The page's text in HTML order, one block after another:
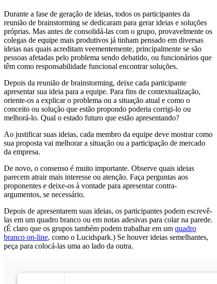
Durante a fase de geração de ideias, todos os participantes da
reunião de brainstorming se dedicaram para gerar ideias e soluções
próprias. Mas antes de consolidá-las com o grupo, provavelmente os
colegas de equipe mais produtivos já tinham pensado em diversas
ideias nas quais acreditam veementemente, principalmente se são
pessoas afetadas pelo problema sendo debatido, ou funcionários que
têm como responsabilidade funcional encontrar soluções.
Depois da reunião de brainstorming, deixe cada participante
apresentar sua ideia para a equipe. Para fins de contextualização,
oriente-os a explicar o problema ou a situação atual e como o
conceito ou solução que estão propondo poderia corrigi-lo ou
melhorá-lo. Qual o estado futuro que estão apresentando?
Ao justificar suas ideias, cada membro da equipe deve mostrar como
sua proposta vai melhorar a situação ou a participação de mercado
da empresa.
De novo, o consenso é muito importante. Observe quais ideias
parecem atrair mais interesse ou atenção. Faça perguntas aos
proponentes e deixe-os à vontade para apresentar contra-
argumentos, se necessário.
Depois de apresentarem suas ideias, os participantes podem escrevê-
las em um quadro branco ou em notas adesivas para colar na parede.
(É claro que os grupos também podem trabalhar em um quadro
branco on-line, como o Lucidspark.) Se houver ideias semelhantes,
peça para colocá-las uma ao lado da outra.